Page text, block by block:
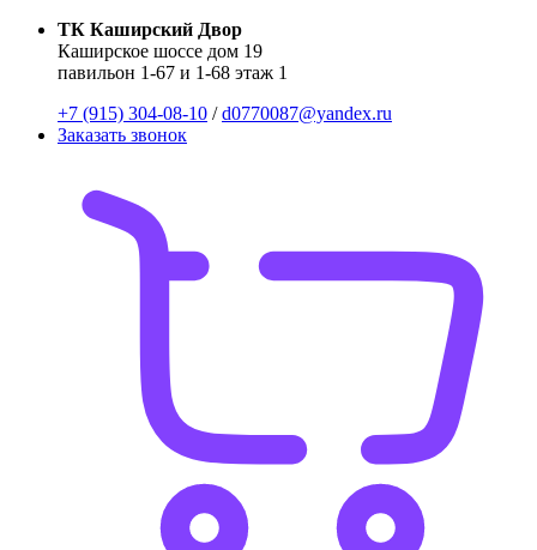
ТК Каширский Двор
Каширское шоссе дом 19
павильон 1-67 и 1-68 этаж 1
+7 (915) 304-08-10 /d0770087@yandex.ru
Заказать звонок